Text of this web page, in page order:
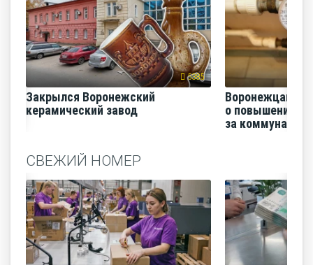
5385
Закрылся Воронежский
керамический завод
Воронежцам
о повышении
за
СВЕЖИЙ НОМЕР